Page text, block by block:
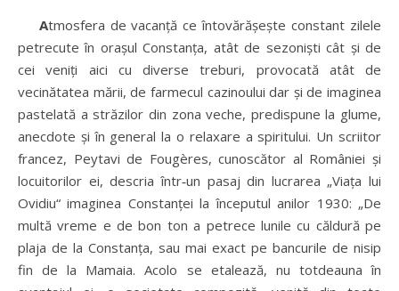
Atmosfera de vacanță ce întovărășește constant zilele
petrecute în orașul Constanța, atât de sezoniști cât și de
cei veniți aici cu diverse treburi, provocată atât de
vecinătatea mării, de farmecul cazinoului dar și de imaginea
pastelată a străzilor din zona veche, predispune la glume,
anecdote și în general la o relaxare a spiritului. Un scriitor
francez, Peytavi de Fougères, cunoscător al României și
locuitorilor ei, descria într‑un pasaj din lucrarea „Viața lui
Ovidiu“ imaginea Constanței la începutul anilor 1930: „De
multă vreme e de bon ton a petrece lunile cu căldură pe
plaja de la Constanța, sau mai exact pe bancurile de nisip
fin de la Mamaia. Acolo se etalează, nu totdeauna în